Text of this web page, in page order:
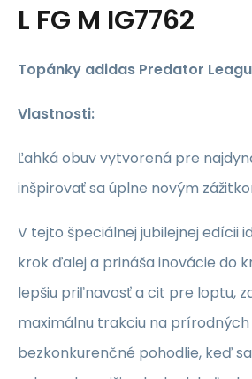
L FG M IG7762
Topánky adidas Predator
Vlastnosti:
Ľahká obuv vytvorená pre
inšpirovať sa úplne novým
V tejto špeciálnej jubilejnej edícii
krok ďalej a prináša inovácie do
lepšiu priľnavosť a cit pre loptu,
maximálnu trakciu na
bezkonkurenčné pohodlie, keď